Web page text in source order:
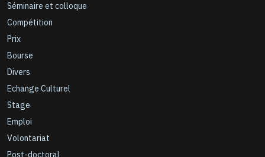
Séminaire et colloque
Compétition
Prix
Bourse
Divers
Echange Culturel
Stage
Emploi
Volontariat